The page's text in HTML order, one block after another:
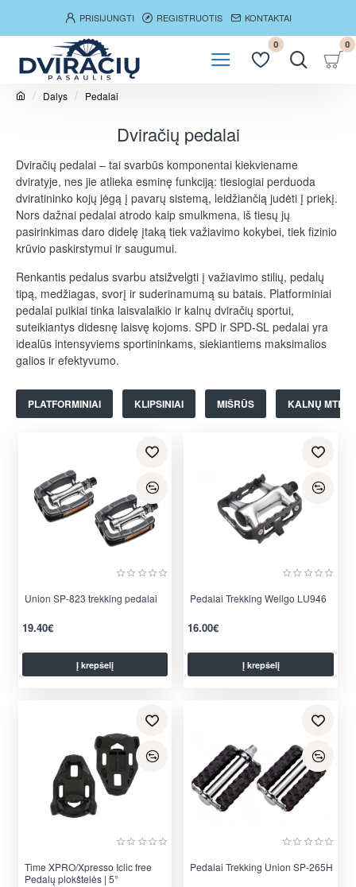
PRISIJUNGTI REGISTRUOTIS KONTAKTAI
0 0
Dalys Pedalai
Dviračių pedalai
Dviračių pedalai – tai svarbūs komponentai kiekviename
dviratyje, nes jie atlieka esminę funkciją: tiesiogiai perduoda
dviratininko kojų jėgą į pavarų sistemą, leidžiančią judėti į priekį.
Nors dažnai pedalai atrodo kaip smulkmena, iš tiesų jų
pasirinkimas daro didelę įtaką tiek važiavimo kokybei, tiek fizinio
krūvio paskirstymui ir saugumui.
Renkantis pedalus svarbu atsižvelgti į važiavimo stilių, pedalų
tipą, medžiagas, svorį ir suderinamumą su batais. Platforminiai
pedalai puikiai tinka laisvalaikio ir kalnų dviračių sportui,
suteikiantys didesnę laisvę kojoms. SPD ir SPD-SL pedalai yra
idealūs intensyviems sportininkams, siekiantiems maksimalios
galios ir efektyvumo.
PLATFORMINIAI KLIPSINIAI MIŠRŪS KALNŲ MTB
Union SP-823 trekking pedalai
19.40€
Į krepšelį
Pedalai Trekking Wellgo LU946
16.00€
Į krepšelį
Time XPRO/Xpresso Iclic free
Pedalų plokštelės | 5°
Pedalai Trekking Union SP-265H